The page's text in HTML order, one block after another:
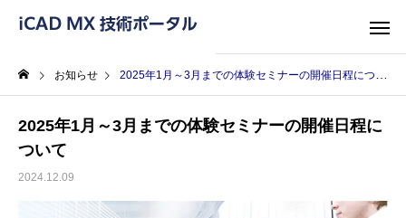
お知らせ 2025年1月～3月までの体験セミナーの開催日程について
2025年1月～3月までの体験セミナーの開催日程に
ついて
2024.12.09